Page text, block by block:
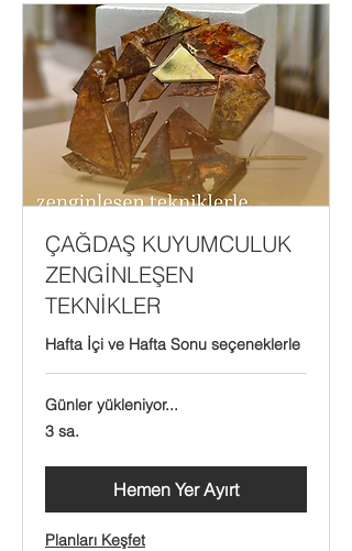
ÇAĞDAŞ KUYUMCULUK
ZENGİNLEŞEN
TEKNİKLER
Hafta İçi ve Hafta Sonu seçeneklerle
Günler yükleniyor...
3 sa.
Hemen Yer Ayırt
Planları Keşfet